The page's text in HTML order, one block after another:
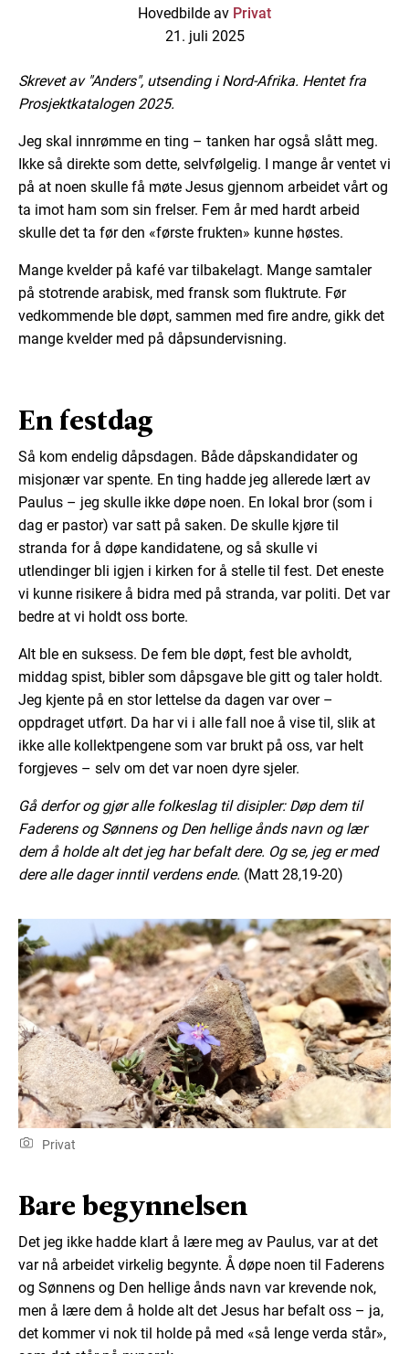
Hovedbilde av Privat
21. juli 2025
Skrevet av "Anders", utsending i Nord-Afrika. Hentet fra
Prosjektkatalogen 2025.
Jeg skal innrømme en ting – tanken har også slått meg.
Ikke så direkte som dette, selvfølgelig. I mange år ventet vi
på at noen skulle få møte Jesus gjennom arbeidet vårt og
ta imot ham som sin frelser. Fem år med hardt arbeid
skulle det ta før den «første frukten» kunne høstes.
Mange kvelder på kafé var tilbakelagt. Mange samtaler
på stotrende arabisk, med fransk som fluktrute. Før
vedkommende ble døpt, sammen med fire andre, gikk det
mange kvelder med på dåpsundervisning.
En festdag
Så kom endelig dåpsdagen. Både dåpskandidater og
misjonær var spente. En ting hadde jeg allerede lært av
Paulus – jeg skulle ikke døpe noen. En lokal bror (som i
dag er pastor) var satt på saken. De skulle kjøre til
stranda for å døpe kandidatene, og så skulle vi
utlendinger bli igjen i kirken for å stelle til fest. Det eneste
vi kunne risikere å bidra med på stranda, var politi. Det var
bedre at vi holdt oss borte.
Alt ble en suksess. De fem ble døpt, fest ble avholdt,
middag spist, bibler som dåpsgave ble gitt og taler holdt.
Jeg kjente på en stor lettelse da dagen var over –
oppdraget utført. Da har vi i alle fall noe å vise til, slik at
ikke alle kollektpengene som var brukt på oss, var helt
forgjeves – selv om det var noen dyre sjeler.
Gå derfor og gjør alle folkeslag til disipler: Døp dem til
Faderens og Sønnens og Den hellige ånds navn og lær
dem å holde alt det jeg har befalt dere. Og se, jeg er med
dere alle dager inntil verdens ende. (Matt 28,19-20)
Privat
Bare begynnelsen
Det jeg ikke hadde klart å lære meg av Paulus, var at det
var nå arbeidet virkelig begynte. Å døpe noen til Faderens
og Sønnens og Den hellige ånds navn var krevende nok,
men å lære dem å holde alt det Jesus har befalt oss – ja,
det kommer vi nok til holde på med «så lenge verda står»,